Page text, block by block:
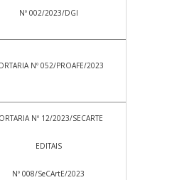
Nº 002/2023/DGI
Nº 052/PROAFE/2023
Nº 12/2023/SECARTE
EDITAIS
Nº 008/SeCArtE/2023